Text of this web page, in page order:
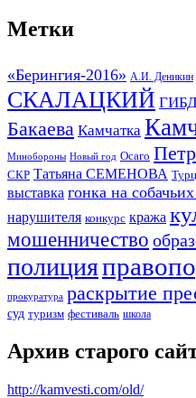
Метки
«Берингия-2016» А.И. Деникин
СКАЛАЦКИЙ
Бакаева Камчатка
Минобороны Новый год Осаго
СКР Татьяна СЕМЕНОВА
выставка гонка на
нарушителя конкурс кража
мошенничество
полиция
прокуратура раскрытие
суд туризм фестиваль школа
Архив старого
http://kamvesti.com/old/